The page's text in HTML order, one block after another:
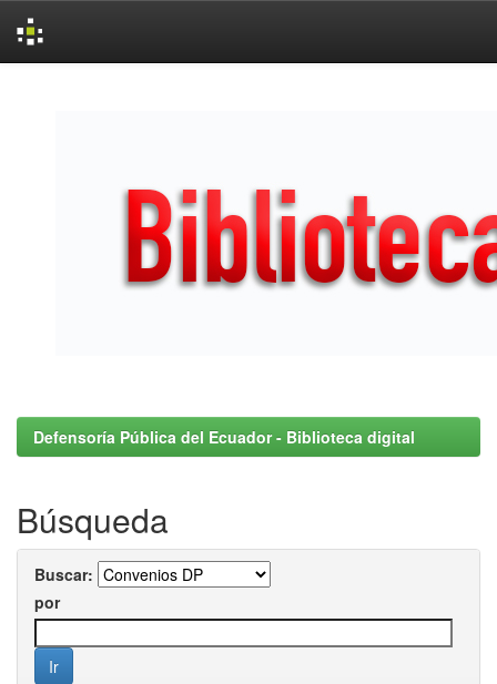
Defensoría Pública del Ecuador - Biblioteca digital
Búsqueda
Buscar:
por